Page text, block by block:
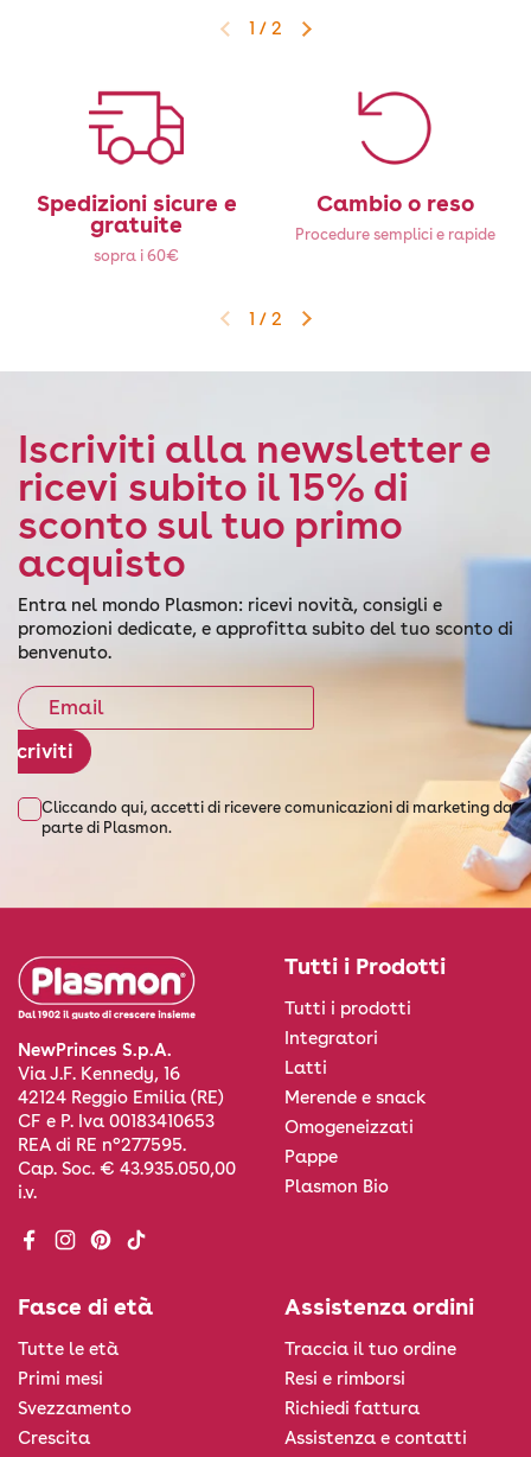
Diapositiva precedente
Diapositiva successiva
1 / 2
Spedizioni sicure e
gratuite
sopra i 60€
Cambio o reso
Procedure semplici e rapide
Diapositiva precedente
Diapositiva successiva
1 / 2
Iscriviti alla newsletter e
ricevi subito il 15% di
sconto sul tuo primo
acquisto
Entra nel mondo Plasmon: ricevi novità, consigli e
promozioni dedicate, e approfitta subito del tuo sconto di
benvenuto.
Iscriviti
Cliccando qui, accetti di ricevere comunicazioni di marketing da
parte di Plasmon.
NewPrinces S.p.A.
Via J.F. Kennedy, 16
42124 Reggio Emilia (RE)
CF e P. Iva 00183410653
REA di RE n°277595.
Cap. Soc. € 43.935.050,00
i.v.
Facebook
Instagram
Pinterest
TikTok
Tutti i Prodotti
Tutti i prodotti
Integratori
Latti
Merende e snack
Omogeneizzati
Pappe
Plasmon Bio
Fasce di età
Tutte le età
Primi mesi
Svezzamento
Crescita
Assistenza ordini
Traccia il tuo ordine
Resi e rimborsi
Richiedi fattura
Assistenza e contatti